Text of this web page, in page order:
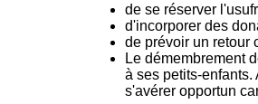
de se réserver
d'incorporer des
de prévoir un retour
Le démembrement
à ses petits-
s'avérer opportun